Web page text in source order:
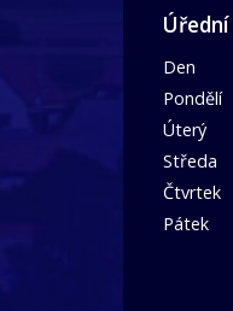
Den
Pondělí
Úterý
Středa
Čtvrtek
Pátek